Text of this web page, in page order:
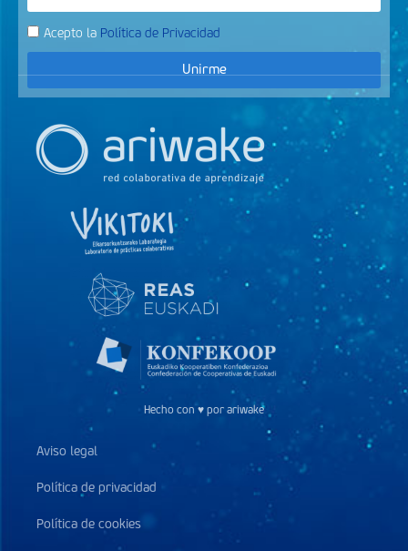
Acepto la Política de Privacidad
Unirme
Hecho con ♥ por ariwake
Aviso legal
Política de privacidad
Política de cookies